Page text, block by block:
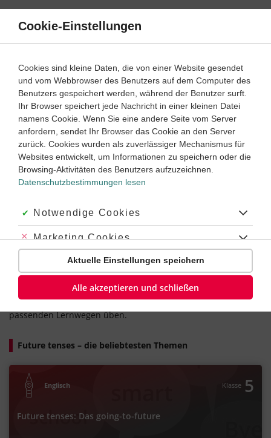
Direkt
Inhalt
Future tenses einfach erklärt
Klassenstufe: 5 6 7 8 9 10
Welche englischen future tenses gibt es?
Warum bildet man future tenses im Englischen?
englische future tenseseigentlich sind, ist einfach – es sind
dieZeitformen der Zukunft. Das heißt, dass man mit den
Zukunft passieren wird.
Im Englischen gibt es verschiedene Zeitformen für die
Zukunft. Welche man wählt und wie man die
englischenfuture tensesbildet, kannst du mit unseren
passenden Lernwegen üben.
Future tenses – die beliebtesten Themen
Englisch Klasse 5
Future tenses: Das going-to-future
Cookie-Einstellungen
Cookies sind kleine Daten, die von einer Website gesendet
und vom Webbrowser des Benutzers auf dem Computer des
Benutzers gespeichert werden, während der Benutzer surft.
Ihr Browser speichert jede Nachricht in einer kleinen Datei
namens Cookie. Wenn Sie eine andere Seite vom Server
anfordern, sendet Ihr Browser das Cookie an den Server
zurück. Cookies wurden als zuverlässiger Mechanismus für
Websites entwickelt, um Informationen zu speichern oder die
Browsing-Aktivitäten des Benutzers aufzuzeichnen.
Datenschutzbestimmungen lesen
Akzeptiert:
Notwendige Cookies
Abgelehnt:
Marketing Cookies
Abgelehnt:
Personalisierungs-Cookies
Aktuelle Einstellungen speichern
Alle akzeptieren und schließen